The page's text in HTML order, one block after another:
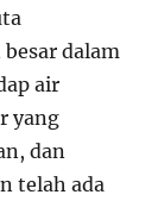
dalam
air
yang
dan
telah ada